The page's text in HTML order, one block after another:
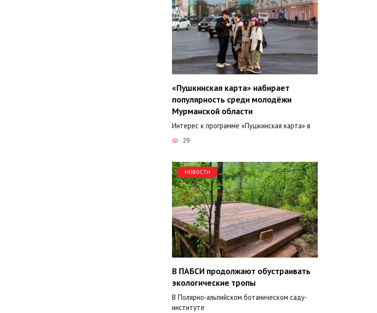
«Пушкинская карта» набирает
популярность среди молодёжи
Мурманской области
Интерес к программе «Пушкинская карта» в
29
НОВОСТИ
В ПАБСИ продолжают обустраивать
экологические тропы
В Полярно-альпийском ботаническом саду-
институте